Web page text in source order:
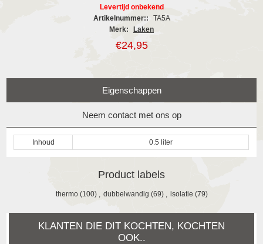
Levertijd onbekend
Artikelnummer::
TA5A
Merk:
Laken
€24,95
Eigenschappen
Neem contact met ons op
Inhoud 0.5 liter
Product labels
thermo (100) dubbelwandig (69) isolatie (79)
KLANTEN DIE DIT KOCHTEN, KOCHTEN
OOK..